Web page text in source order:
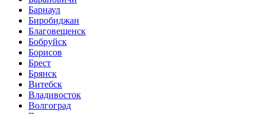
Барнаул
Биробиджан
Благовещенск
Бобруйск
Борисов
Брест
Брянск
Витебск
Владивосток
Волгоград